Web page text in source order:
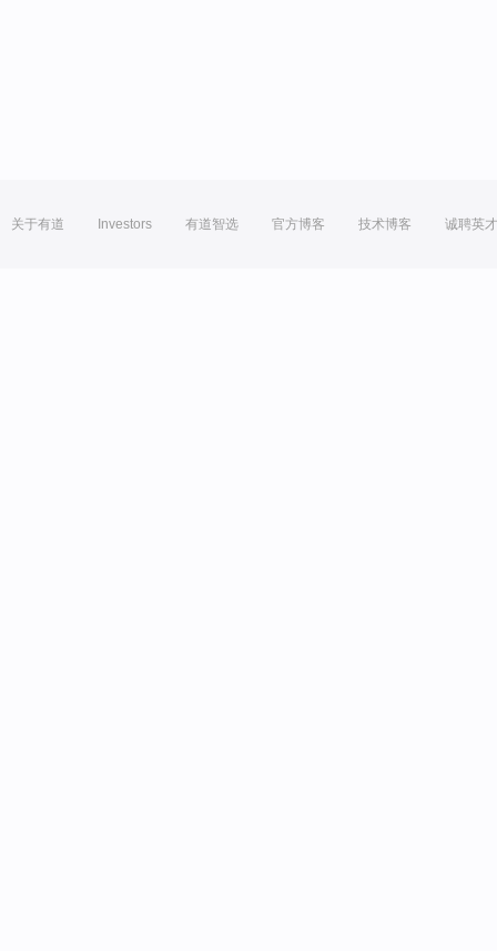
关于有道 Investors 有道智选 官方博客 技术博客 诚聘英才